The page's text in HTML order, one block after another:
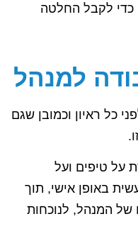
כדי לקבל החלטה
למנהל
כל ראיון וכמובן שגם
על טיפים ועל
באופן אישי, תוך
של המנהל, לנוכחות